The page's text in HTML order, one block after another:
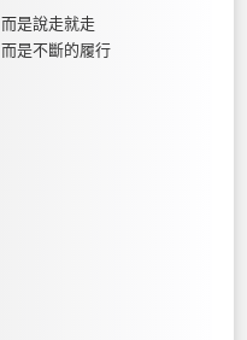
是說走就走
是不斷的履行